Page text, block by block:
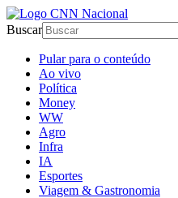
Buscar
Pular para o conteúdo
Ao vivo
Política
Money
WW
Agro
Infra
IA
Esportes
Viagem & Gastronomia